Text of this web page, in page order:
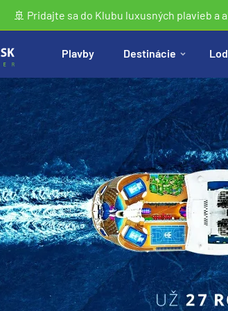
🚢 Pridajte sa do Klubu luxusných plavieb a
Plavby Destinácie
Vyhľadať